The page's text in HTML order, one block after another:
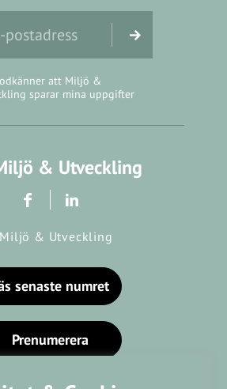
att Miljö &
sparar mina uppgifter
& Utveckling
senaste numret
Prenumerera